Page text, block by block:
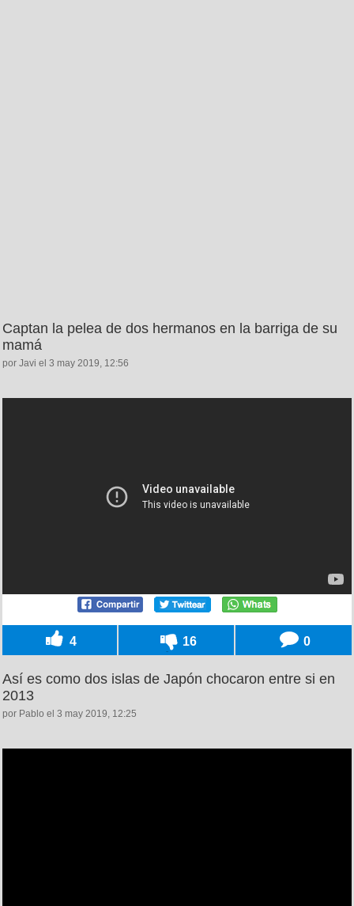
Captan la pelea de dos hermanos en la barriga de su
mamá
por Javi el 3 may 2019, 12:56
4 16 0
Así es como dos islas de Japón chocaron entre si en
2013
por Pablo el 3 may 2019, 12:25